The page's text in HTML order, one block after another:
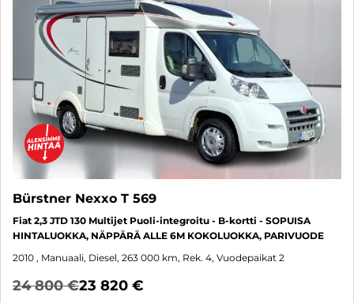
Bürstner Nexxo T 569
Fiat 2,3 JTD 130 Multijet Puoli-integroitu - B-kortti - SOPUISA
HINTALUOKKA, NÄPPÄRÄ ALLE 6M KOKOLUOKKA, PARIVUODE
2010 , Manuaali, Diesel, 263 000 km, Rek. 4, Vuodepaikat 2
24 800 €23 820 €